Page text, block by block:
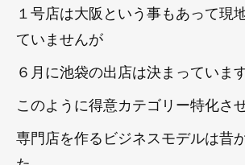
１号店は大阪という事もあって現
ていませんが
６月に池袋の出店は決まっています
このように得意カテゴリー特化させ
専門店を作るビジネスモデルは昔